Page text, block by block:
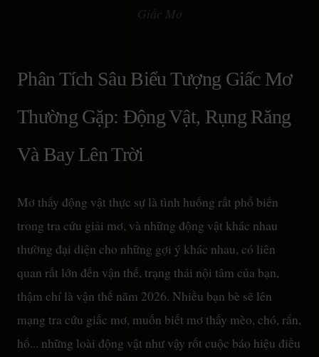
Giấc Mơ
Phân Tích Sâu Biểu Tượng Giấc Mơ
Thường Gặp: Động Vật, Rụng Răng
Và Bay Lên Trời
Mơ thấy động vật thực sự là tình huống rất phổ biến
trong tra cứu giải mơ, và những động vật khác nhau
thường đại diện cho những gợi ý khác nhau, có liên
quan rất lớn đến vận thế, trạng thái nội tâm của bạn,
thậm chí là vận thế năm 2026. Nhiều bạn bè sẽ lên
mạng tra cứu giấc mơ, muốn biết mơ thấy mèo, chó, rắn,
hổ... những loài động vật như vậy rốt cuộc báo hiệu điều